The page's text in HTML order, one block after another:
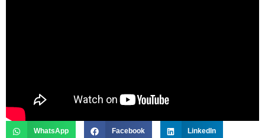
WhatsApp Facebook LinkedIn